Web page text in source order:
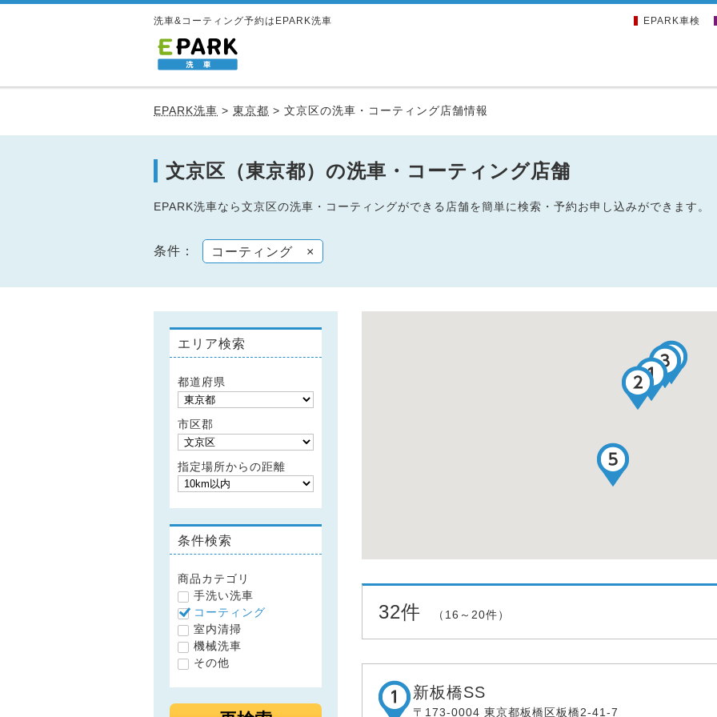
洗車&コーティング予約はEPARK洗車 EPARK車検
EPARK洗車 > 東京都 > 文京区の洗車・コーティング店舗情報
文京区（東京都）の洗車・コーティング店舗
EPARK洗車なら文京区の洗車・コーティングができる店舗を簡単に検索・予約お申し込みができます。
条件： コーティング ×
エリア検索
都道府県
市区郡
指定場所からの距離
条件検索
商品カテゴリ
手洗い洗車
コーティング
室内清掃
機械洗車
その他
32件 （16～20件）
新板橋SS
〒173-0004 東京都板橋区板橋2-41-7